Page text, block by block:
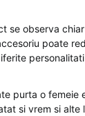
se observa
poate
personalitati
purta o
si vrem si